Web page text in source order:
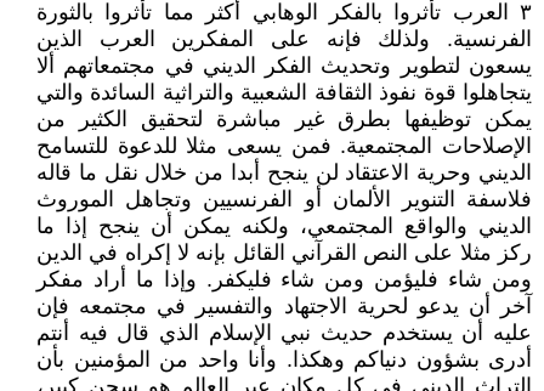
٣ العرب تأثروا بالفكر الوهابي أكثر مما تأثروا بالثورة
الفرنسية. ولذلك فإنه على المفكرين العرب الذين
يسعون لتطوير وتحديث الفكر الديني في مجتمعاتهم ألا
يتجاهلوا قوة نفوذ الثقافة الشعبية والتراثية السائدة والتي
يمكن توظيفها بطرق غير مباشرة لتحقيق الكثير من
الإصلاحات المجتمعية. فمن يسعى مثلا للدعوة للتسامح
الديني وحرية الاعتقاد لن ينجح أبدا من خلال نقل ما قاله
فلاسفة التنوير الألمان أو الفرنسيين وتجاهل الموروث
الديني والواقع المجتمعي، ولكنه يمكن أن ينجح إذا ما
ركز مثلا على النص القرآني القائل بإنه لا إكراه في الدين
ومن شاء فليؤمن ومن شاء فليكفر. وإذا ما أراد مفكر
آخر أن يدعو لحرية الاجتهاد والتفسير في مجتمعه فإن
عليه أن يستخدم حديث نبي الإسلام الذي قال فيه أنتم
أدرى بشؤون دنياكم وهكذا. وأنا واحد من المؤمنين بأن